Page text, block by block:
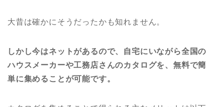
大昔は確かにそうだったかも知れません。
しかし今はネットがあるので、自宅にいながら全国の
ハウスメーカーや工務店さんのカタログを、無料で簡
単に集めることが可能です。